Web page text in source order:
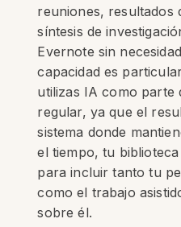
reuniones, resultados
síntesis de
Evernote sin
capacidad es
utilizas IA como parte
regular, ya que el
sistema donde
el tiempo, tu
para incluir tanto tu
como el trabajo
sobre él.